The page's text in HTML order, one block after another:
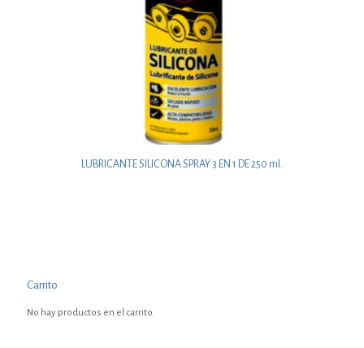
LUBRICANTE SILICONA SPRAY 3 EN 1 DE 250 ml.
Carrito
No hay productos en el carrito.